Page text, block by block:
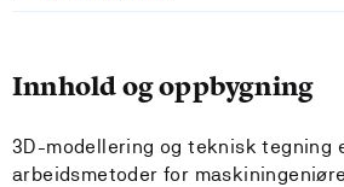
Innhold og oppbygning
3D-modellering og teknisk tegning
arbeidsmetoder for